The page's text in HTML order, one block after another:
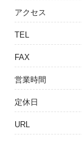
アクセス
TEL
FAX
営業時間
定休日
URL